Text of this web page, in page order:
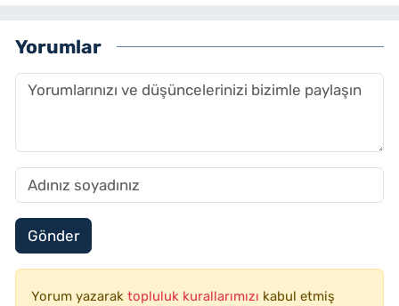
Yorumlar
Gönder
Yorum yazarak topluluk kurallarımızı kabul etmiş